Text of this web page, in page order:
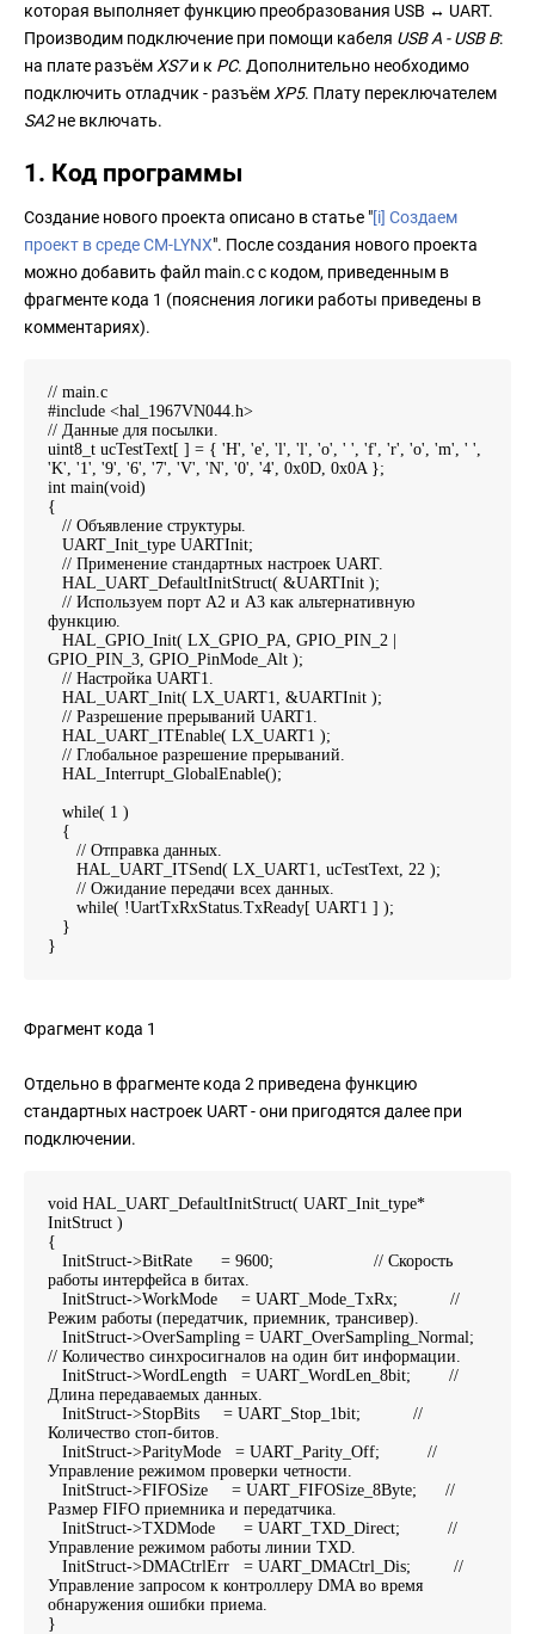
которая выполняет функцию преобразования USB ↔ UART.
Производим подключение при помощи кабеля USB A - USB B:
на плате разъём XS7и к PC. Дополнительно необходимо
подключить отладчик - разъём XP5. Плату переключателем
SA2не включать.
1. Код программы
Создание нового проекта описано в статье "[i] Создаем
проект в среде CM-LYNX". После создания нового проекта
можно добавить файл main.c с кодом, приведенным в
фрагменте кода 1 (пояснения логики работы приведены в
комментариях).
// main.c
#include <hal_1967VN044.h>
// Данные для посылки.
uint8_t ucTestText[ ] = { 'H', 'e', 'l', 'l', 'o', ' ', 'f', 'r', 'o', 'm', ' ',
'K', '1', '9', '6', '7', 'V', 'N', '0', '4', 0x0D, 0x0A };
int main(void)
{
// Объявление структуры.
UART_Init_type UARTInit;
// Применение стандартных настроек UART.
HAL_UART_DefaultInitStruct( &UARTInit );
// Используем порт А2 и А3 как альтернативную
функцию.
HAL_GPIO_Init( LX_GPIO_PA, GPIO_PIN_2 |
GPIO_PIN_3, GPIO_PinMode_Alt );
// Настройка UART1.
HAL_UART_Init( LX_UART1, &UARTInit );
// Разрешение прерываний UART1.
HAL_UART_ITEnable( LX_UART1 );
// Глобальное разрешение прерываний.
HAL_Interrupt_GlobalEnable();
while( 1 )
{
// Отправка данных.
HAL_UART_ITSend( LX_UART1, ucTestText, 22 );
// Ожидание передачи всех данных.
while( !UartTxRxStatus.TxReady[ UART1 ] );
}
}
Фрагмент кода 1
Отдельно в фрагменте кода 2 приведена функцию
стандартных настроек UART - они пригодятся далее при
подключении.
void HAL_UART_DefaultInitStruct( UART_Init_type*
InitStruct )
{
InitStruct->BitRate = 9600; // Скорость
работы интерфейса в битах.
InitStruct->WorkMode = UART_Mode_TxRx; //
Режим работы (передатчик, приемник, трансивер).
InitStruct->OverSampling = UART_OverSampling_Normal;
// Количество синхросигналов на один бит информации.
InitStruct->WordLength = UART_WordLen_8bit; //
Длина передаваемых данных.
InitStruct->StopBits = UART_Stop_1bit; //
Количество стоп-битов.
InitStruct->ParityMode = UART_Parity_Off; //
Управление режимом проверки четности.
InitStruct->FIFOSize = UART_FIFOSize_8Byte; //
Размер FIFO приемника и передатчика.
InitStruct->TXDMode = UART_TXD_Direct; //
Управление режимом работы линии TXD.
InitStruct->DMACtrlErr = UART_DMACtrl_Dis; //
Управление запросом к контроллеру DMA во время
обнаружения ошибки приема.
}